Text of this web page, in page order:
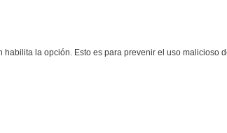
la opción. Esto es para prevenir el uso malicioso